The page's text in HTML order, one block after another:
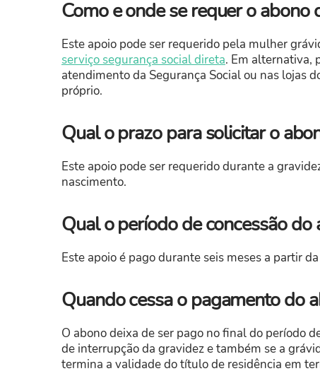
Como e onde se requer o abono
Este apoio pode ser requerido pela mulher
serviço segurança social direta. Em alternativa,
atendimento da Segurança Social ou nas lojas
próprio.
Qual o prazo para solicitar o
Este apoio pode ser requerido durante a
nascimento.
Qual o período de concessão do
Este apoio é pago durante seis meses a partir
Quando cessa o pagamento do
O abono deixa de ser pago no final do período
de interrupção da gravidez e também se a
termina a validade do título de residência em